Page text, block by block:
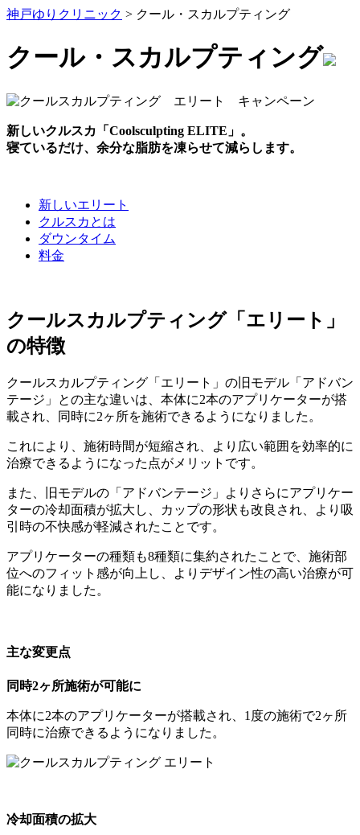
神戸ゆりクリニック > クール・スカルプティング
クール・スカルプティング
新しいクルスカ「Coolsculpting ELITE」。
寝ているだけ、余分な脂肪を凍らせて減らします。
新しいエリート
クルスカとは
ダウンタイム
料金
クールスカルプティング「エリート」
の特徴
クールスカルプティング「エリート」の旧モデル「アドバン
テージ」との主な違いは、本体に2本のアプリケーターが搭
載され、同時に2ヶ所を施術できるようになりました。
これにより、施術時間が短縮され、より広い範囲を効率的に
治療できるようになった点がメリットです。
また、旧モデルの「アドバンテージ」よりさらにアプリケー
ターの冷却面積が拡大し、カップの形状も改良され、より吸
引時の不快感が軽減されたことです。
アプリケーターの種類も8種類に集約されたことで、施術部
位へのフィット感が向上し、よりデザイン性の高い治療が可
能になりました。
主な変更点
同時2ヶ所施術が可能に
本体に2本のアプリケーターが搭載され、1度の施術で2ヶ所
同時に治療できるようになりました。
冷却面積の拡大